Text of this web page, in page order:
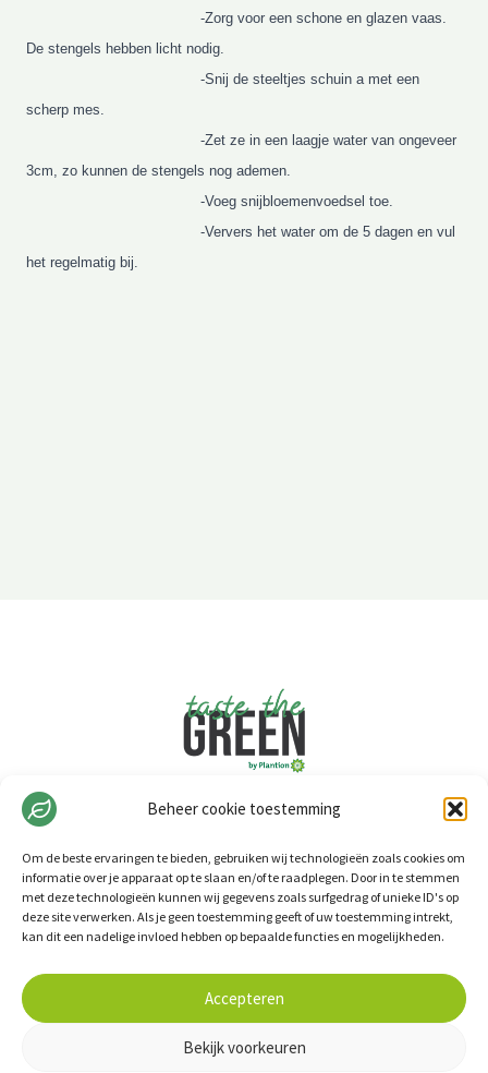
Beheer cookie toestemming
Om de beste ervaringen te bieden, gebruiken wij technologieën zoals cookies om
informatie over je apparaat op te slaan en/of te raadplegen. Door in te stemmen
met deze technologieën kunnen wij gegevens zoals surfgedrag of unieke ID's op
deze site verwerken. Als je geen toestemming geeft of uw toestemming intrekt,
kan dit een nadelige invloed hebben op bepaalde functies en mogelijkheden.
Accepteren
Bekijk voorkeuren
-Zorg voor een schone en glazen vaas.
De stengels hebben licht nodig.
-Snij de steeltjes schuin a met een
scherp mes.
-Zet ze in een laagje water van ongeveer
3cm, zo kunnen de stengels nog ademen.
-Voeg snijbloemenvoedsel toe.
-Ververs het water om de 5 dagen en vul
het regelmatig bij.
Cookiebeleid
Realisatie doorZeker Zichtbaar